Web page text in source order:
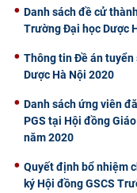
Danh sách đề cử
Trường Đại học Dược
Thông tin Đề án
Dược Hà Nội 2020
Danh sách ứng viên
PGS tại Hội đồng
năm 2020
Quyết định bổ nhiệm
ký Hội đồng GSCS